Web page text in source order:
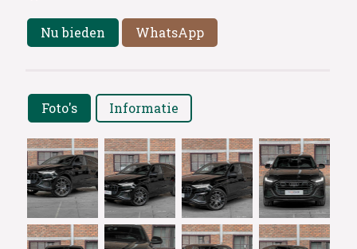
Nu bieden WhatsApp
Foto's Informatie